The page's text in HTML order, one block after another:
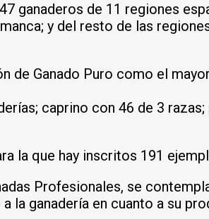
ganaderos de 11 regiones
y del resto de las
de Ganado Puro como el
caprino con 46 de 3
la que hay inscritos 191
Profesionales, se
la ganadería en cuanto a su